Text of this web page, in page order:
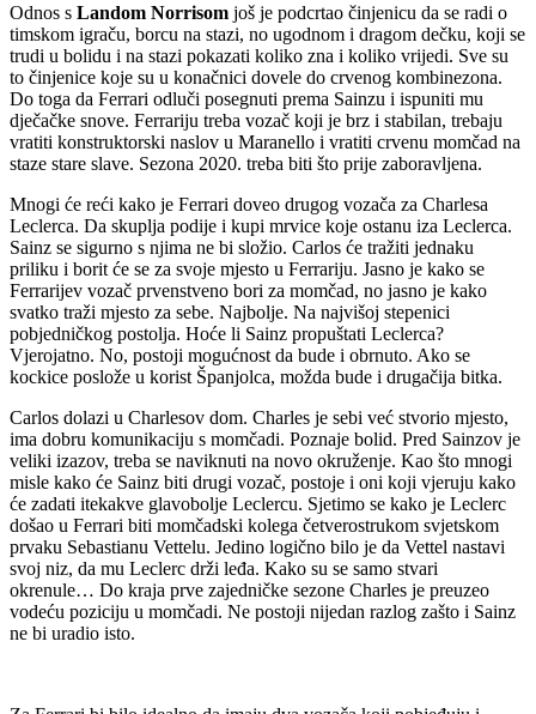
Odnos s Landom Norrisom još je podcrtao činjenicu da se radi o
timskom igraču, borcu na stazi, no ugodnom i dragom dečku, koji se
trudi u bolidu i na stazi pokazati koliko zna i koliko vrijedi. Sve su
to činjenice koje su u konačnici dovele do crvenog kombinezona.
Do toga da Ferrari odluči posegnuti prema Sainzu i ispuniti mu
dječačke snove. Ferrariju treba vozač koji je brz i stabilan, trebaju
vratiti konstruktorski naslov u Maranello i vratiti crvenu momčad na
staze stare slave. Sezona 2020. treba biti što prije zaboravljena.
Mnogi će reći kako je Ferrari doveo drugog vozača za Charlesa
Leclerca. Da skuplja podije i kupi mrvice koje ostanu iza Leclerca.
Sainz se sigurno s njima ne bi složio. Carlos će tražiti jednaku
priliku i borit će se za svoje mjesto u Ferrariju. Jasno je kako se
Ferrarijev vozač prvenstveno bori za momčad, no jasno je kako
svatko traži mjesto za sebe. Najbolje. Na najvišoj stepenici
pobjedničkog postolja. Hoće li Sainz propuštati Leclerca?
Vjerojatno. No, postoji mogućnost da bude i obrnuto. Ako se
kockice poslože u korist Španjolca, možda bude i drugačija bitka.
Carlos dolazi u Charlesov dom. Charles je sebi već stvorio mjesto,
ima dobru komunikaciju s momčadi. Poznaje bolid. Pred Sainzov je
veliki izazov, treba se naviknuti na novo okruženje. Kao što mnogi
misle kako će Sainz biti drugi vozač, postoje i oni koji vjeruju kako
će zadati itekakve glavobolje Leclercu. Sjetimo se kako je Leclerc
došao u Ferrari biti momčadski kolega četverostrukom svjetskom
prvaku Sebastianu Vettelu. Jedino logično bilo je da Vettel nastavi
svoj niz, da mu Leclerc drži leđa. Kako su se samo stvari
okrenule… Do kraja prve zajedničke sezone Charles je preuzeo
vodeću poziciju u momčadi. Ne postoji nijedan razlog zašto i Sainz
ne bi uradio isto.